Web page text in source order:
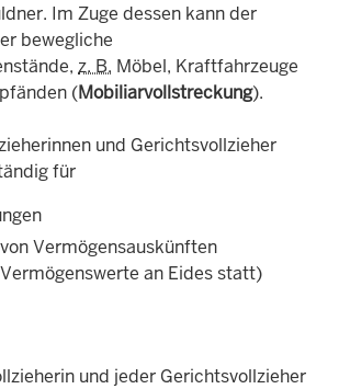
Im Zuge dessen kann der
bewegliche
z. B. Möbel, Kraftfahrzeuge
(Mobiliarvollstreckung).
und Gerichtsvollzieher
für
Vermögensauskünften
an Eides statt)
und jeder Gerichtsvollzieher